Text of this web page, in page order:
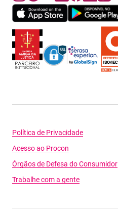
Política de Privacidade
Acesso ao Procon
Órgãos de Defesa do Consumidor
Trabalhe com a gente